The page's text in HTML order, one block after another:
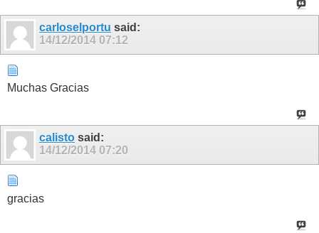
carloselportu said:
14/12/2014 07:12
Muchas Gracias
calisto said:
14/12/2014 07:20
gracias